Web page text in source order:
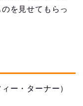
を見せてもらっ
ー・ターナー）